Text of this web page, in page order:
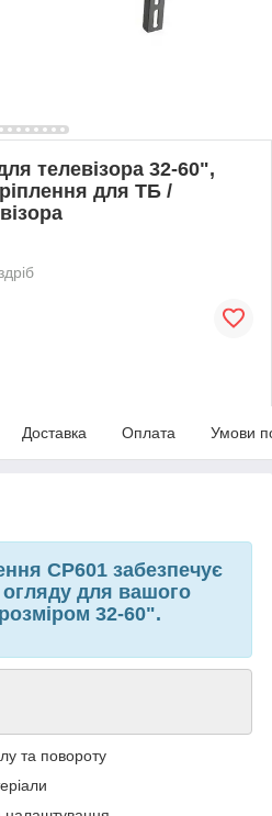
телевізора 32-60",
для ТБ /
Доставка Оплата Умови
CP601 забезпечує
огляду для вашого
32-60".
та повороту